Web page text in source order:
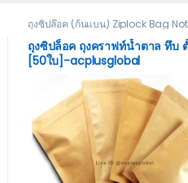
ถุงซิปล๊อค (ก้นแบน) Ziplock Bag
ถุงซิปล็อค ถุงคราฟท์น้ำตาล ทึบ
[50ใบ]-acplusglobal